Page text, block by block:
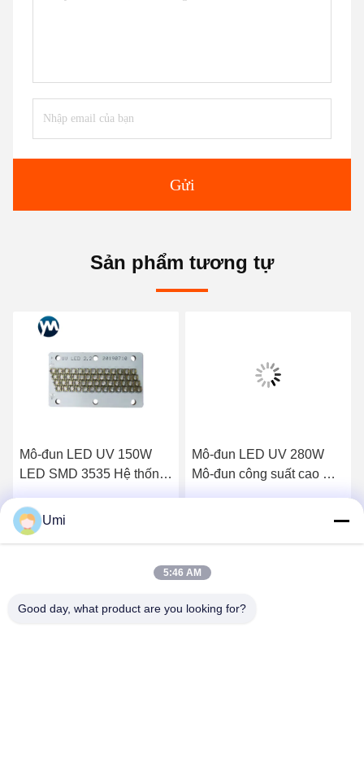
Gửi
Sản phẩm tương tự
Mô-đun LED UV 150W
LED SMD 3535 Hệ thống
thạch anh
Mô-đun LED UV 280W
Mô-đun công suất cao Hạt
Umi
5:46 AM
Good day, what product are you looking for?